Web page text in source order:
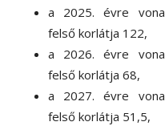
a 2025. évre
felső korlátja 122,
a 2026. évre
felső korlátja 68,
a 2027. évre
felső korlátja 51,5,